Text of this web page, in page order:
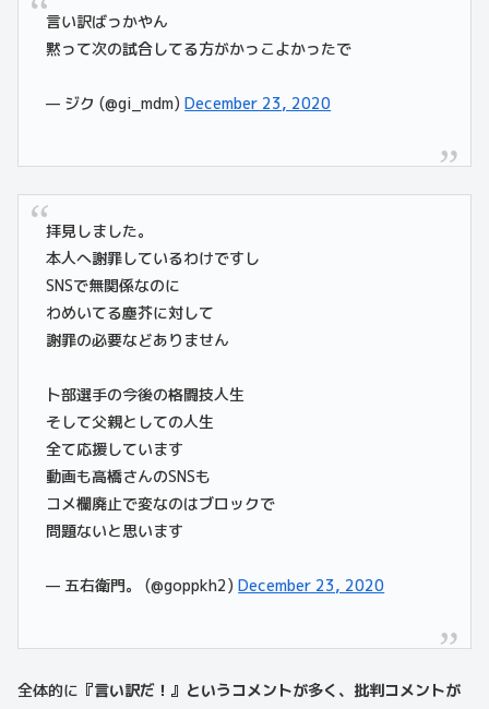
言い訳ばっかやん
黙って次の試合してる方がかっこよかったで
— ジク (@gi_mdm)December 23, 2020
拝見しました。
本人へ謝罪しているわけですし
SNSで無関係なのに
わめいてる塵芥に対して
謝罪の必要などありません
卜部選手の今後の格闘技人生
そして父親としての人生
全て応援しています
動画も高橋さんのSNSも
コメ欄廃止で変なのはブロックで
問題ないと思います
— 五右衛門。 (@goppkh2)December 23, 2020
全体的に 『言い訳だ！』というコメントが多く、批判コメントが